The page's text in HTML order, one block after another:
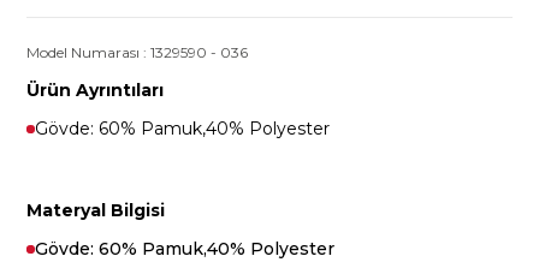
Model Numarası :1329590 - 036
Ürün Ayrıntıları
Gövde: 60% Pamuk,40% Polyester
Materyal Bilgisi
Gövde: 60% Pamuk,40% Polyester